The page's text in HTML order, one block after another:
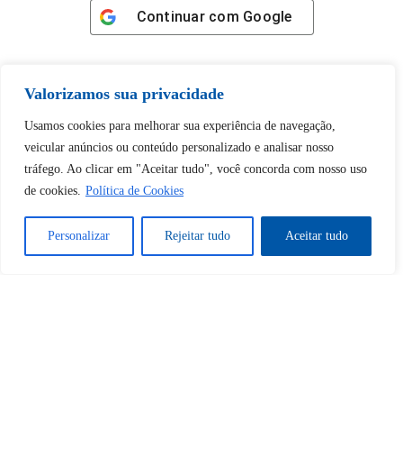
Valorizamos sua privacidade
Usamos cookies para melhorar sua experiência de navegação,
veicular anúncios ou conteúdo personalizado e analisar nosso
tráfego. Ao clicar em "Aceitar tudo", você concorda com nosso uso
de cookies. Política de Cookies
Personalizar Rejeitar tudo Aceitar tudo
Continuar com Google
Tem certeza de que deseja
desbloquear esta publicação?
Desbloquear esquerda : 0